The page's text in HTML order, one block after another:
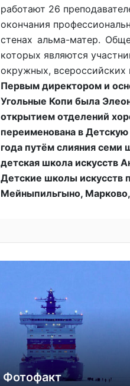
работают 26
окончания
стенах альма-матер.
которых являются
окружных,
Первым директором и
Угольные Копи была
открытием отделений
переименована в
года путём слияния семи
детская школа искусств
Детские школы искусств
Мейныпильгыно,
Фотофакт